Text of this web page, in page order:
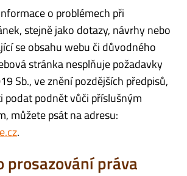
o problémech při
stejně jako dotazy, návrhy nebo
se obsahu webu či důvodného
stránka nesplňuje požadavky
Sb., ve znění pozdějších předpisů,
podat podnět vůči příslušným
můžete psát na adresu:
.
prosazování práva